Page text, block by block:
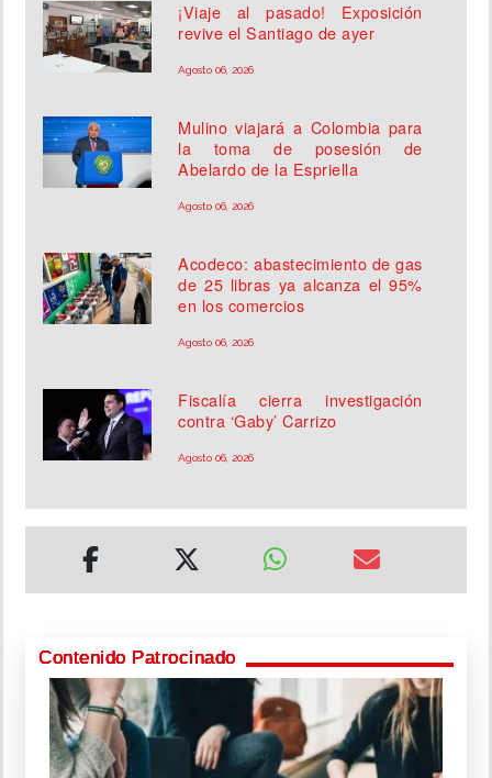
¡Viaje al pasado! Exposición
revive el Santiago de ayer
Agosto 06, 2026
Mulino viajará a Colombia para
la toma de posesión de
Abelardo de la Espriella
Agosto 06, 2026
Acodeco: abastecimiento de gas
de 25 libras ya alcanza el 95%
en los comercios
Agosto 06, 2026
Fiscalía cierra investigación
contra ‘Gaby’ Carrizo
Agosto 06, 2026
Contenido Patrocinado